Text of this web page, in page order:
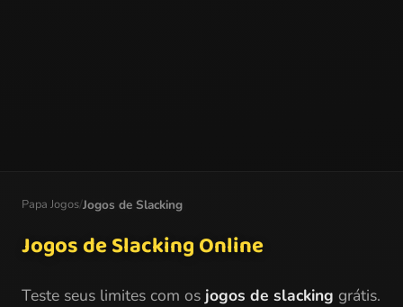
Papa Jogos/Jogos de Slacking
Jogos de Slacking Online
Teste seus limites com os jogos de slacking grátis.